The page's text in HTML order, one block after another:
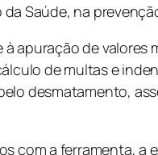
Saúde, na
apuração de
de multas e
desmatamento,
com a ferramenta, a